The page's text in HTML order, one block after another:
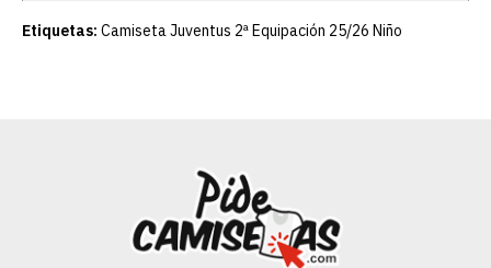
Etiquetas: Camiseta Juventus 2ª Equipación 25/26 Niño